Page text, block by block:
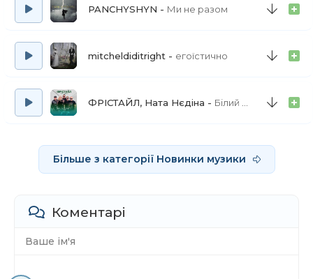
PANCHYSHYN Ми не разом
mitcheldiditright егоїстично
ФРІСТАЙЛ, Ната Нєдіна Білий букет троянд
Більше з категорії Новинки музики
Коментарі